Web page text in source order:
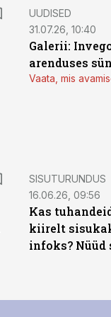
UUDISED
31.07.26, 10:40
Galerii:
arenduses
Vaata, mis
ST
SISUTURUNDUS
16.06.26, 09:56
Kas
kiirelt
infoks? Nüüd